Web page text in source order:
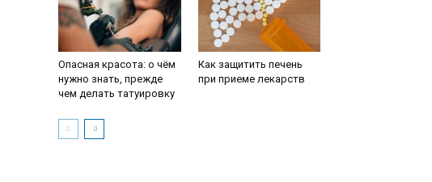
Опасная красота: о чём
нужно знать, прежде
чем делать татуировку
Как защитить печень
при приеме лекарств